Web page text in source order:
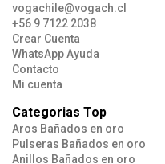
vogachile@vogach.cl
+56 9 7122 2038
Crear Cuenta
WhatsApp Ayuda
Contacto
Mi cuenta
Categorias Top
Aros Bañados en oro
Pulseras Bañados en oro
Anillos Bañados en oro